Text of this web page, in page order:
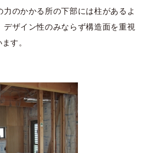
力のかかる所の下部には柱があるよ
デザイン性のみならず構造面を重視
す。